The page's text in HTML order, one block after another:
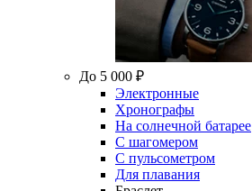
До 5 000 ₽
Электронные
Хронографы
На солнечной батарее
С шагомером
С пульсометром
Для плавания